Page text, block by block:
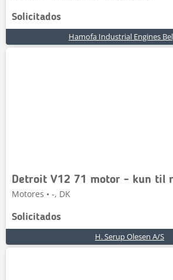
Solicitados
Hamofa Industrial Engines
Detroit V12 71 motor - kun til
Motores • -, DK
Solicitados
H. Serup Olesen A/S